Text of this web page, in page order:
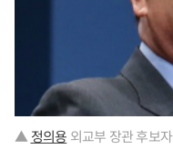
▲정의용 외교부 장관 후보